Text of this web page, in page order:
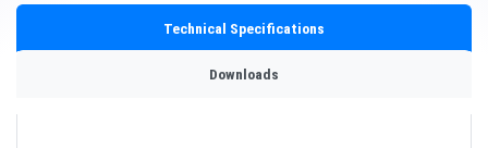
Technical Specifications
Downloads